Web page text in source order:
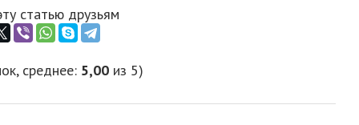
статью друзьям
среднее: 5,00из 5)